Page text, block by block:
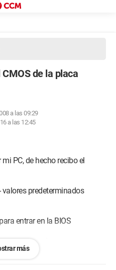
de la placa
a las 09:29
a las 12:45
PC, de hecho recibo el
valores predeterminados
entrar en la BIOS
y no responde.
MSI K7N2 Delta2
más